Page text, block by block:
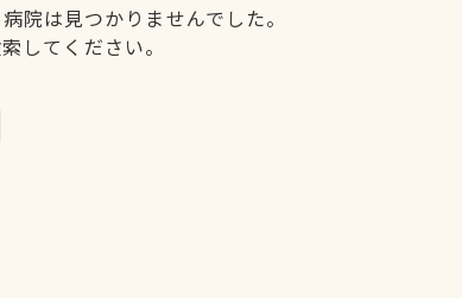
院は見つかりませんでした。
してください。